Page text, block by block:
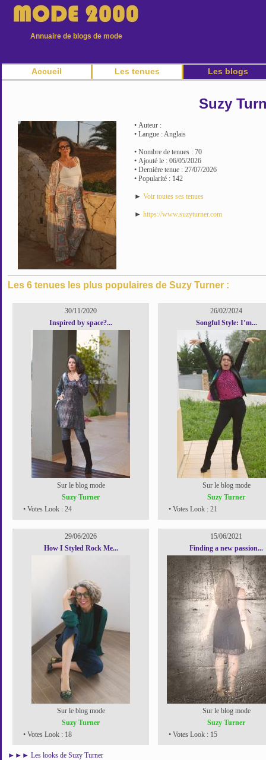
Annuaire de blogs de mode
Accueil Les tenues Les blogs
Suzy
• Auteur :
• Langue : Anglais
• Nombre de tenues : 70
• Ajouté le : 06/05/2026
• Dernière tenue : 27/07/2026
• Popularité : 142
► Voir toutes ses tenues
► https://www.suzyturner.com
Les 6 tenues les plus populaires de Suzy Turner :
30/11/2020
Inspired by space?...
Sur le blog mode
Suzy Turner
• Votes Look : 24
26/02/2024
Songful Style: I’m...
Sur le blog mode
Suzy Turner
• Votes Look : 21
29/06/2026
How I Styled Rock Me...
Sur le blog mode
Suzy Turner
• Votes Look : 18
15/06/2021
Finding a new passion...
Sur le blog mode
Suzy Turner
• Votes Look : 15
►►► Les looks de Suzy Turner